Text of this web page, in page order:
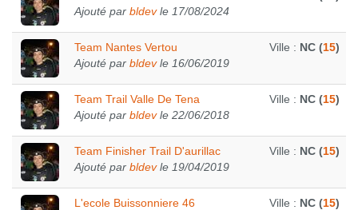
Ajouté par bldevle 17/08/2024
Team Nantes Vertou
Ajouté par bldevle 16/06/2019
Ville : NC (15)
Team Trail Valle De Tena
Ajouté par bldevle 22/06/2018
Ville : NC (15)
Team Finisher Trail D'aurillac
Ajouté par bldevle 19/04/2019
Ville : NC (15)
L'ecole Buissonniere 46
Ville : NC (15)